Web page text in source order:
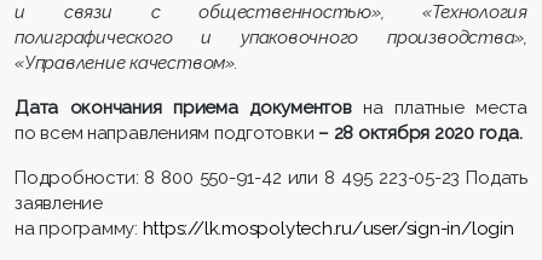
и связи с общественностью», «Технология
полиграфического и упаковочного производства»,
«Управление качеством».
Дата окончания приема документовна платные места
по всем направлениям подготовки – 28 октября 2020 года.
Подробности: 8 800 550-91-42 или 8 495 223-05-23 Подать
заявление
на программу: https://lk.mospolytech.ru/user/sign-in/login